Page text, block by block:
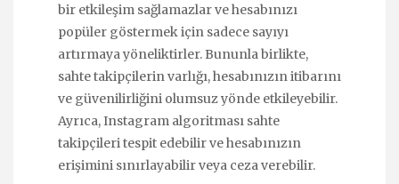
bir etkileşim sağlamazlar ve hesabınızı
popüler göstermek için sadece sayıyı
artırmaya yöneliktirler. Bununla birlikte,
sahte takipçilerin varlığı, hesabınızın itibarını
ve güvenilirliğini olumsuz yönde etkileyebilir.
Ayrıca, Instagram algoritması sahte
takipçileri tespit edebilir ve hesabınızın
erişimini sınırlayabilir veya ceza verebilir.